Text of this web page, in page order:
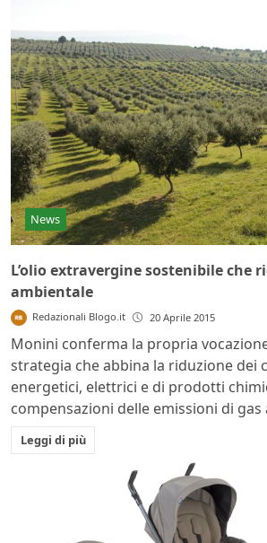
News
L’olio extravergine sostenibile che
ambientale
Redazionali Blogo.it 20 Aprile 2015
Monini conferma la propria
strategia che abbina la riduzione dei
energetici, elettrici e di prodotti
compensazioni delle emissioni di
Leggi di più